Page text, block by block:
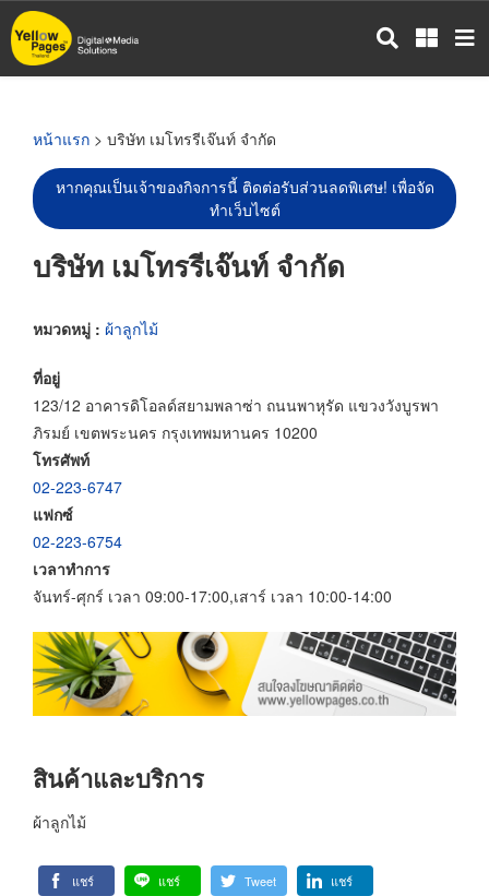
ข้าม
ไป
หน้าแรก > บริษัท เมโทรรีเจ๊นท์ จำกัด
หากคุณเป็นเจ้าของกิจการนี้ ติดต่อรับส่วนลดพิเศษ! เพื่อจัด
ทำเว็บไซต์
บริษัท เมโทรรีเจ๊นท์ จำกัด
หมวดหมู่ : ผ้าลูกไม้
ที่อยู่
123/12 อาคารดิโอลด์สยามพลาซ่า ถนนพาหุรัด แขวงวังบูรพา
ภิรมย์ เขตพระนคร กรุงเทพมหานคร 10200
โทรศัพท์
02-223-6747
แฟกซ์
02-223-6754
เวลาทำการ
จันทร์-ศุกร์ เวลา 09:00-17:00,เสาร์ เวลา 10:00-14:00
สินค้าและบริการ
ผ้าลูกไม้
แชร์ แชร์ Tweet แชร์